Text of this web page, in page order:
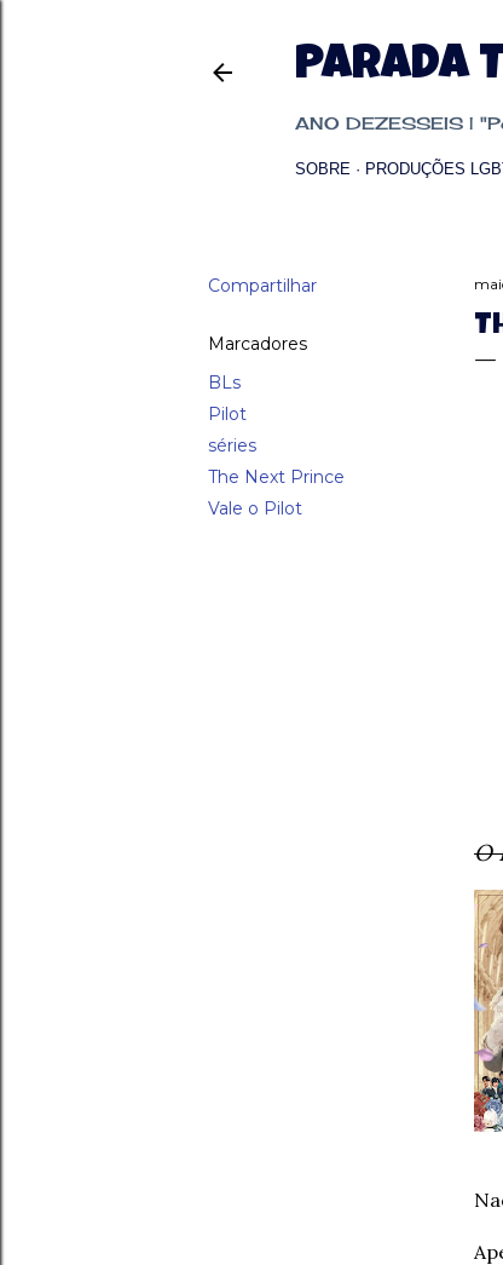
PARADA
ANO DEZESSEIS |
SOBRE PRODUÇÕES
Compartilhar
Marcadores
BLs
Pilot
séries
The Next Prince
Vale o Pilot
O